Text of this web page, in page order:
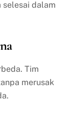
selesai dalam
Tim
merusak